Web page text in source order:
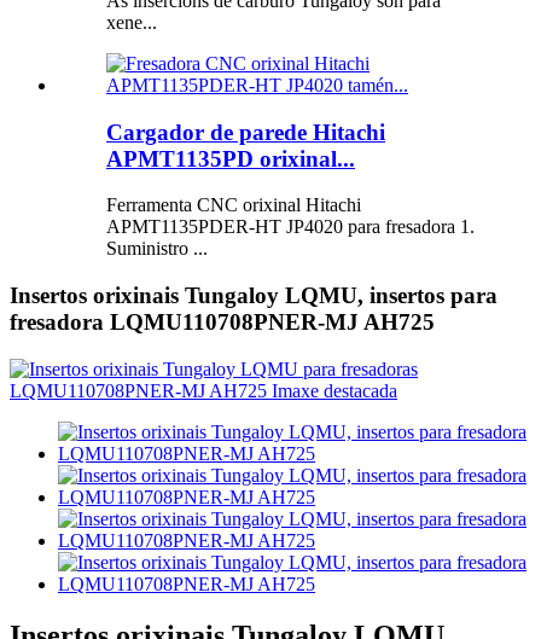
xene...
Cargador de parede Hitachi
APMT1135PD orixinal...
Ferramenta CNC orixinal Hitachi
APMT1135PDER-HT JP4020 para fresadora 1.
Suministro ...
Insertos orixinais Tungaloy LQMU, insertos para
fresadora LQMU110708PNER-MJ AH725